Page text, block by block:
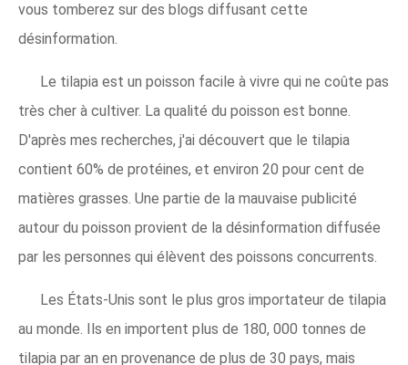
vous tomberez sur des blogs diffusant cette
désinformation.
Le tilapia est un poisson facile à vivre qui ne coûte pas
très cher à cultiver. La qualité du poisson est bonne.
D'après mes recherches, j'ai découvert que le tilapia
contient 60% de protéines, et environ 20 pour cent de
matières grasses. Une partie de la mauvaise publicité
autour du poisson provient de la désinformation diffusée
par les personnes qui élèvent des poissons concurrents.
Les États-Unis sont le plus gros importateur de tilapia
au monde. Ils en importent plus de 180, 000 tonnes de
tilapia par an en provenance de plus de 30 pays, mais